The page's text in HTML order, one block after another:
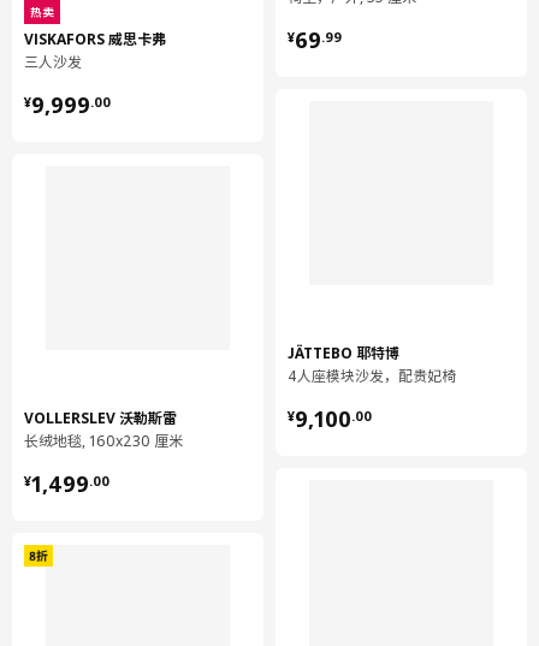
热卖
VISKAFORS 威思卡弗
三人沙发
¥9,999.00
¥ 9999.00
VOLLERSLEV 沃勒斯雷
长绒地毯, 160x230 厘米
¥1,499.00
¥ 1499.00
¥69.99
¥ 69.99
JÄTTEBO 耶特博
4人座模块沙发，配贵妃椅
¥9,100.00
¥ 9100.00